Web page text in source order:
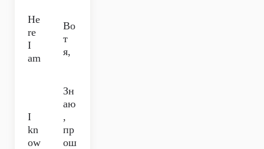
He
re
I
am
Во
т
я,
I
kn
ow
Зн
аю
,
пр
ош